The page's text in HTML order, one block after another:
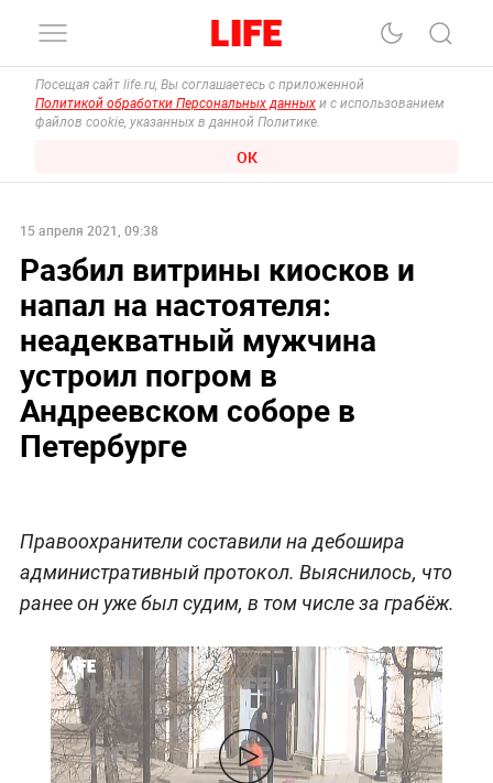
Посещая сайт life.ru, Вы соглашаетесь с приложенной
Политикой обработки Персональных данных и с использованием
файлов cookie, указанных в данной Политике.
ОК
15 апреля 2021, 09:38
Разбил витрины киосков и
напал на настоятеля:
неадекватный мужчина
устроил погром в
Андреевском соборе в
Петербурге
Правоохранители составили на дебошира
административный протокол. Выяснилось, что
ранее он уже был судим, в том числе за грабёж.